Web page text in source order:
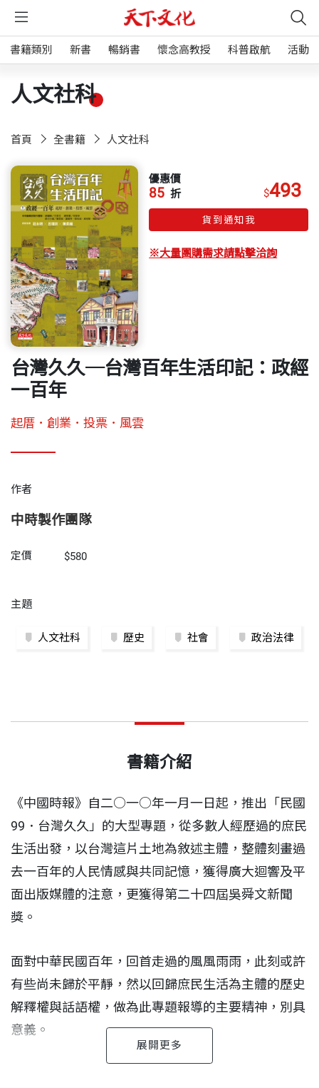
書籍類別 新書 暢銷書 懷念高教授 科普啟航 活動
人文社科
首頁 全書籍 人文社科
優惠價
85 折 $493
貨到通知我
※大量團購需求請點擊洽詢
台灣久久─台灣百年生活印記：政經
一百年
起厝．創業．投票．風雲
作者
中時製作團隊
定價 $580
主題
人文社科 歷史 社會 政治法律
書籍介紹
《中國時報》自二○一○年一月一日起，推出「民國
99．台灣久久」的大型專題，從多數人經歷過的庶民
生活出發，以台灣這片土地為敘述主體，整體刻畫過
去一百年的人民情感與共同記憶，獲得廣大迴響及平
面出版媒體的注意，更獲得第二十四屆吳舜文新聞
獎。
面對中華民國百年，回首走過的風風雨雨，此刻或許
有些尚未歸於平靜，然以回歸庶民生活為主體的歷史
解釋權與話語權，做為此專題報導的主要精神，別具
意義。